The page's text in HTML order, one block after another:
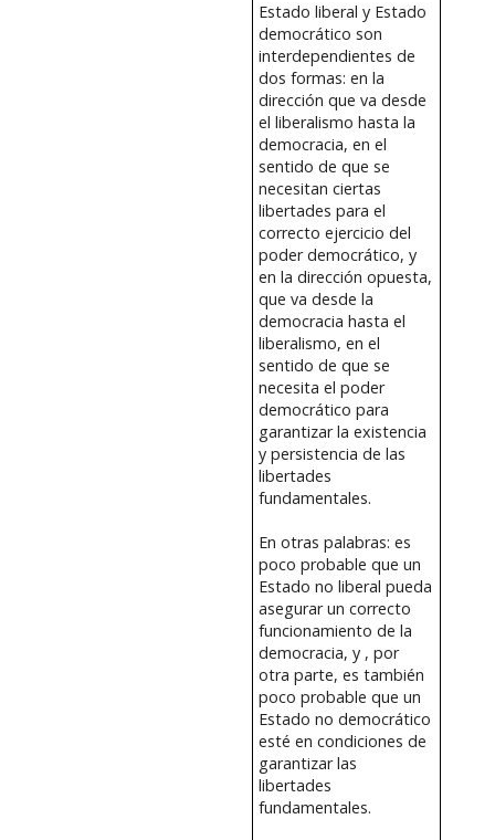
Estado liberal y Estado
democrático son
interdependientes de
dos formas: en la
dirección que va desde
el liberalismo hasta la
democracia, en el
sentido de que se
necesitan ciertas
libertades para el
correcto ejercicio del
poder democrático, y
en la dirección opuesta,
que va desde la
democracia hasta el
liberalismo, en el
sentido de que se
necesita el poder
democrático para
garantizar la existencia
y persistencia de las
libertades
fundamentales.
En otras palabras: es
poco probable que un
Estado no liberal pueda
asegurar un correcto
funcionamiento de la
democracia, y , por
otra parte, es también
poco probable que un
Estado no democrático
esté en condiciones de
garantizar las
libertades
fundamentales.